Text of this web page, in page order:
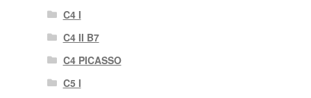
C4 I
C4 II B7
C4 PICASSO
C5 I